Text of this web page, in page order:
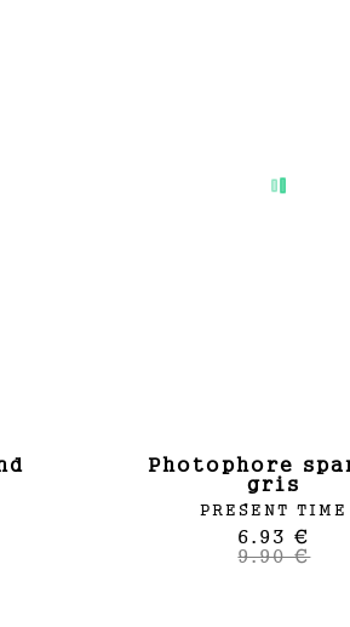
photophore sparkle
gris
PRESENT TIME
6.93 €
9.90 €